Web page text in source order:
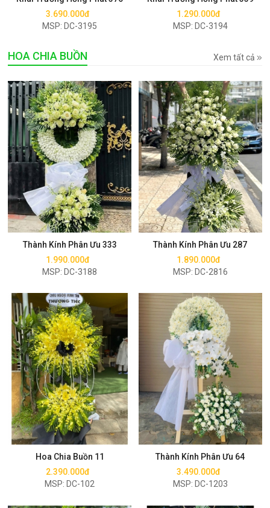
3.690.000đ
MSP: DC-3195
1.290.000đ
MSP: DC-3194
HOA CHIA BUỒN Xem tất cả
Thành Kính Phân Ưu 333
1.990.000đ
MSP: DC-3188
Mua ngay
Thành Kính Phân Ưu 287
1.890.000đ
MSP: DC-2816
Mua ngay
Hoa Chia Buồn 11
2.390.000đ
MSP: DC-102
Mua ngay
Thành Kính Phân Ưu 64
3.490.000đ
MSP: DC-1203
Mua ngay